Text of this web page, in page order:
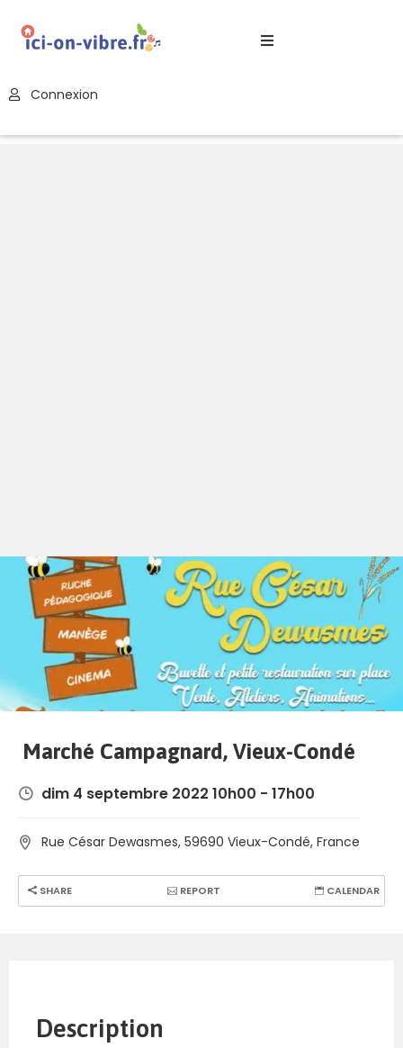
Connexion
Marché Campagnard, Vieux-Condé
dim 4 septembre 2022 10h00 - 17h00
Rue César Dewasmes, 59690 Vieux-Condé, France
SHARE REPORT CALENDAR
Description